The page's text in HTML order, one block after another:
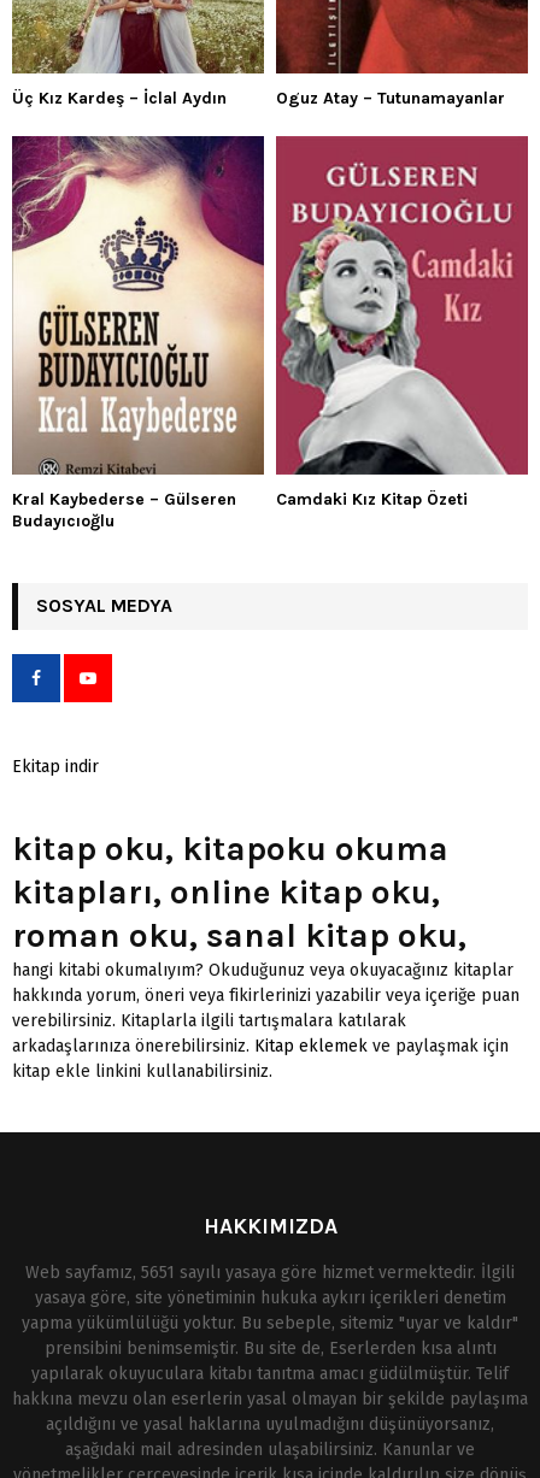
Üç Kız Kardeş – İclal Aydın Oguz Atay – Tutunamayanlar
Kral Kaybederse – Gülseren
Budayıcıoğlu
Camdaki Kız Kitap Özeti
SOSYAL MEDYA
Ekitap indir
kitap oku, kitapoku okuma
kitapları, online kitap oku,
roman oku, sanal kitap oku,
hangi kitabi okumalıyım? Okuduğunuz veya okuyacağınız kitaplar
hakkında yorum, öneri veya fikirlerinizi yazabilir veya içeriğe puan
verebilirsiniz. Kitaplarla ilgili tartışmalara katılarak
arkadaşlarınıza önerebilirsiniz. Kitap eklemek ve paylaşmak için
kitap ekle linkini kullanabilirsiniz.
HAKKIMIZDA
Web sayfamız, 5651 sayılı yasaya göre hizmet vermektedir. İlgili
yasaya göre, site yönetiminin hukuka aykırı içerikleri denetim
yapma yükümlülüğü yoktur. Bu sebeple, sitemiz "uyar ve kaldır"
prensibini benimsemiştir. Bu site de, Eserlerden kısa alıntı
yapılarak okuyuculara kitabı tanıtma amacı güdülmüştür. Telif
hakkına mevzu olan eserlerin yasal olmayan bir şekilde paylaşıma
açıldığını ve yasal haklarına uyulmadığını düşünüyorsanız,
aşağıdaki mail adresinden ulaşabilirsiniz. Kanunlar ve